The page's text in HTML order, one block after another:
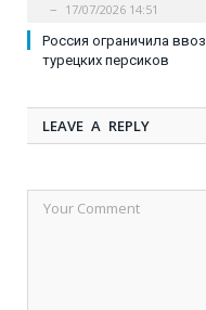
17/07/2026 14:51
Россия ограничила ввоз
турецких персиков
LEAVE A REPLY